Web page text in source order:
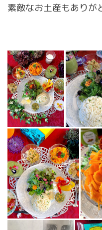
素敵なお土産もありが